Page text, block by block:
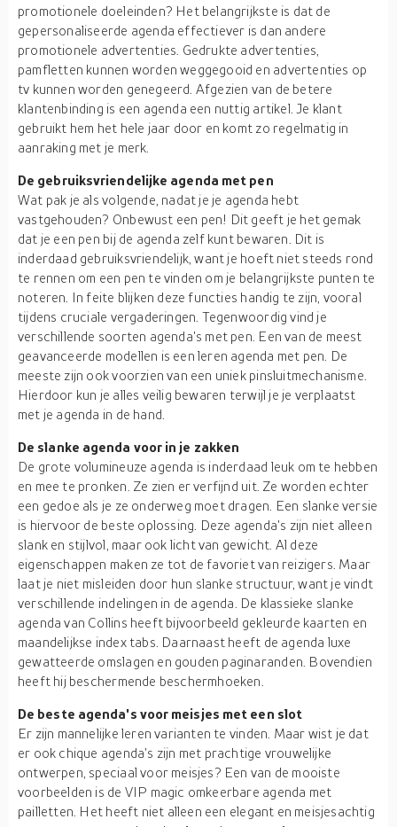
promotionele doeleinden? Het belangrijkste is dat de
gepersonaliseerde agenda effectiever is dan andere
promotionele advertenties. Gedrukte advertenties,
pamfletten kunnen worden weggegooid en advertenties op
tv kunnen worden genegeerd. Afgezien van de betere
klantenbinding is een agenda een nuttig artikel. Je klant
gebruikt hem het hele jaar door en komt zo regelmatig in
aanraking met je merk.
De gebruiksvriendelijke agenda met pen
Wat pak je als volgende, nadat je je agenda hebt
vastgehouden? Onbewust een pen! Dit geeft je het gemak
dat je een pen bij de agenda zelf kunt bewaren. Dit is
inderdaad gebruiksvriendelijk, want je hoeft niet steeds rond
te rennen om een pen te vinden om je belangrijkste punten te
noteren. In feite blijken deze functies handig te zijn, vooral
tijdens cruciale vergaderingen. Tegenwoordig vind je
verschillende soorten agenda's met pen. Een van de meest
geavanceerde modellen is een leren agenda met pen. De
meeste zijn ook voorzien van een uniek pinsluitmechanisme.
Hierdoor kun je alles veilig bewaren terwijl je je verplaatst
met je agenda in de hand.
De slanke agenda voor in je zakken
De grote volumineuze agenda is inderdaad leuk om te hebben
en mee te pronken. Ze zien er verfijnd uit. Ze worden echter
een gedoe als je ze onderweg moet dragen. Een slanke versie
is hiervoor de beste oplossing. Deze agenda's zijn niet alleen
slank en stijlvol, maar ook licht van gewicht. Al deze
eigenschappen maken ze tot de favoriet van reizigers. Maar
laat je niet misleiden door hun slanke structuur, want je vindt
verschillende indelingen in de agenda. De klassieke slanke
agenda van Collins heeft bijvoorbeeld gekleurde kaarten en
maandelijkse index tabs. Daarnaast heeft de agenda luxe
gewatteerde omslagen en gouden paginaranden. Bovendien
heeft hij beschermende beschermhoeken.
De beste agenda's voor meisjes met een slot
Er zijn mannelijke leren varianten te vinden. Maar wist je dat
er ook chique agenda's zijn met prachtige vrouwelijke
ontwerpen, speciaal voor meisjes? Een van de mooiste
voorbeelden is de VIP magic omkeerbare agenda met
pailletten. Het heeft niet alleen een elegant en meisjesachtig